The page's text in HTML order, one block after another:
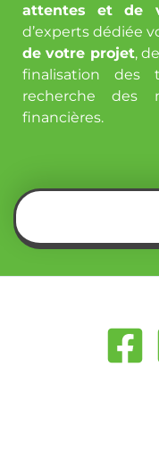
attentes et de
d’experts dédiée
de votre projet,
finalisation des
recherche des
financières.